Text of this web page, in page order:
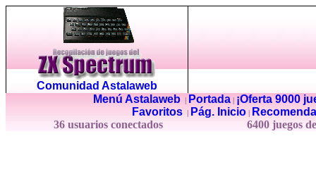
Comunidad Astalaweb
Menú Astalaweb| Portada|
¡Oferta 9000
Favoritos
Pág. Inicio
36 usuarios conectados
6400 juegos